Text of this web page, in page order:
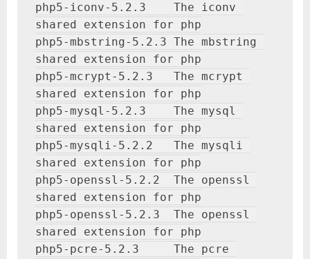
php5-iconv-5.2.3    The iconv
shared extension for php
php5-mbstring-5.2.3 The mbstring
shared extension for php
php5-mcrypt-5.2.3   The mcrypt
shared extension for php
php5-mysql-5.2.3    The mysql
shared extension for php
php5-mysqli-5.2.2   The mysqli
shared extension for php
php5-openssl-5.2.2  The openssl
shared extension for php
php5-openssl-5.2.3  The openssl
shared extension for php
php5-pcre-5.2.3     The pcre